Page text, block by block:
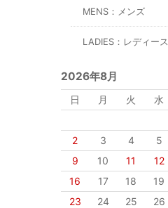
MENS：メンズ
LADIES：レディース
2026年8月
日 月 火 水
2
3 4 5
9
10 11 12
16
17 18 19
23
24 25 26